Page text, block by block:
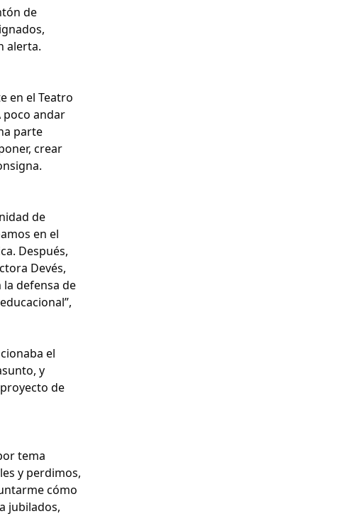
de
alerta.
en el Teatro
poco andar
parte
crear
de
en el
Después,
Devés,
defensa de
el
y
de
tema
y perdimos,
cómo
jubilados,